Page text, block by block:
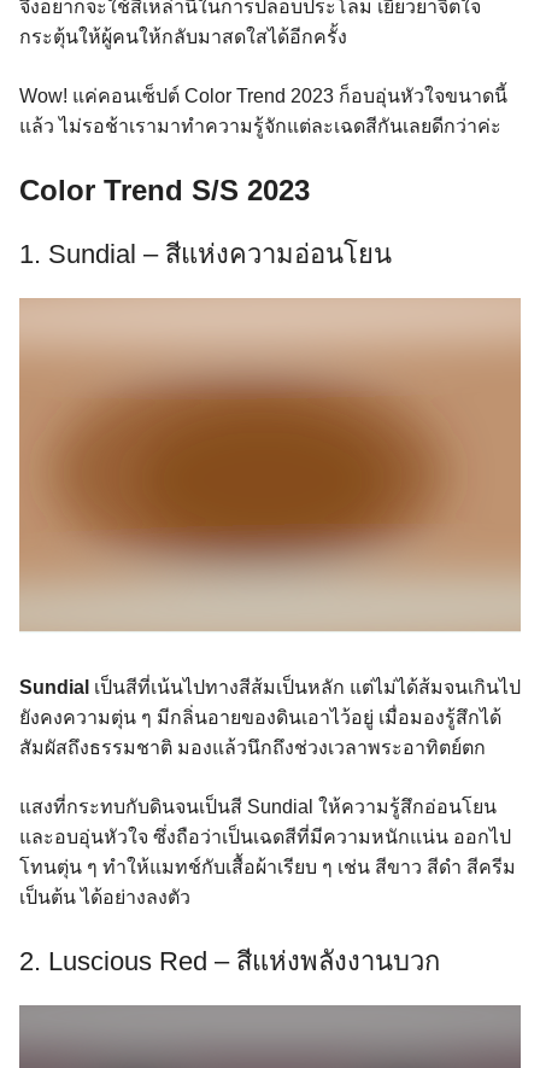
จึงอยากจะใช้สีเหล่านี้ในการปลอบประโลม เยียวยาจิตใจ
กระตุ้นให้ผู้คนให้กลับมาสดใสได้อีกครั้ง
Wow! แค่คอนเซ็ปต์ Color Trend 2023 ก็อบอุ่นหัวใจขนาดนี้
แล้ว ไม่รอช้าเรามาทำความรู้จักแต่ละเฉดสีกันเลยดีกว่าค่ะ
Color Trend S/S 2023
1. Sundial – สีแห่งความอ่อนโยน
Sundial เป็นสีที่เน้นไปทางสีส้มเป็นหลัก แต่ไม่ได้ส้มจนเกินไป
ยังคงความตุ่น ๆ มีกลิ่นอายของดินเอาไว้อยู่ เมื่อมองรู้สึกได้
สัมผัสถึงธรรมชาติ มองแล้วนึกถึงช่วงเวลาพระอาทิตย์ตก
แสงที่กระทบกับดินจนเป็นสี Sundial ให้ความรู้สึกอ่อนโยน
และอบอุ่นหัวใจ ซึ่งถือว่าเป็นเฉดสีที่มีความหนักแน่น ออกไป
โทนตุ่น ๆ ทำให้แมทช์กับเสื้อผ้าเรียบ ๆ เช่น สีขาว สีดำ สีครีม
เป็นต้น ได้อย่างลงตัว
2. Luscious Red – สีแห่งพลังงานบวก